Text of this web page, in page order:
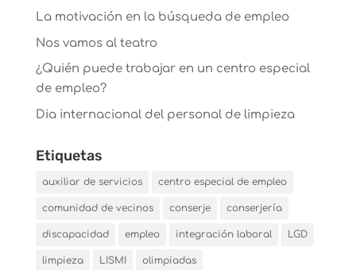
La motivación en la búsqueda de empleo
Nos vamos al teatro
¿Quién puede trabajar en un centro especial
de empleo?
Dia internacional del personal de limpieza
Etiquetas
auxiliar de servicios centro especial de empleo
comunidad de vecinos conserje conserjería
discapacidad empleo integración laboral LGD
limpieza LISMI olimpiadas